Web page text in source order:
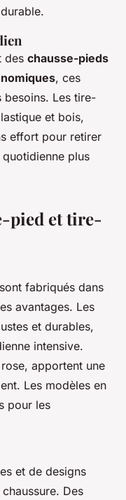
des chausse-pieds
, ces
besoins. Les tire-
et bois,
effort pour retirer
plus
pied et tire-
fabriqués dans
avantages. Les
et durables,
intensive.
apportent une
Les modèles en
pour les
et de designs
Des